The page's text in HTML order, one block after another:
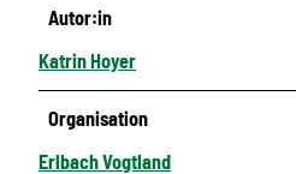
Autor:in
Katrin Hoyer
Organisation
Erlbach Vogtland